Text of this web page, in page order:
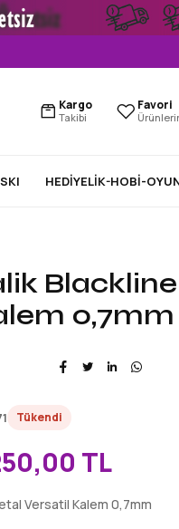
Kargo
Takibi
Favori
HEDİYELİK-HOBİ-
0,7mm
Tükendi
TL
Versatil Kalem 0,7mm